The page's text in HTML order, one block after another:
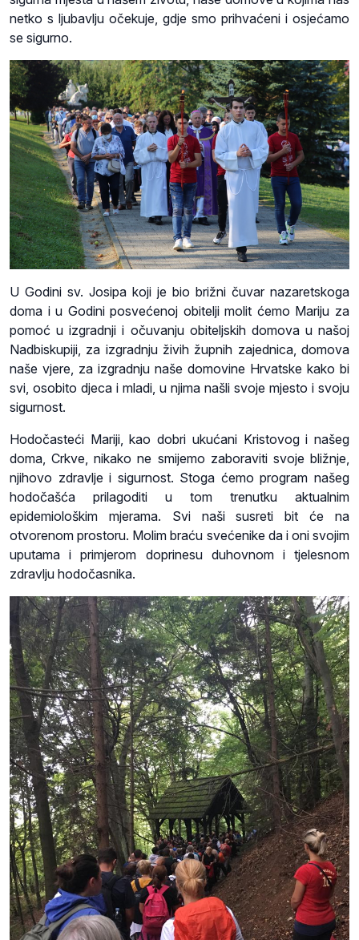
netko s ljubavlju očekuje, gdje smo prihvaćeni i osjećamo
se sigurno.
U Godini sv. Josipa koji je bio brižni čuvar nazaretskoga
doma i u Godini posvećenoj obitelji molit ćemo Mariju za
pomoć u izgradnji i očuvanju obiteljskih domova u našoj
Nadbiskupiji, za izgradnju živih župnih zajednica, domova
naše vjere, za izgradnju naše domovine Hrvatske kako bi
svi, osobito djeca i mladi, u njima našli svoje mjesto i svoju
sigurnost.
Hodočasteći Mariji, kao dobri ukućani Kristovog i našeg
doma, Crkve, nikako ne smijemo zaboraviti svoje bližnje,
njihovo zdravlje i sigurnost. Stoga ćemo program našeg
hodočašća prilagoditi u tom trenutku aktualnim
epidemiološkim mjerama. Svi naši susreti bit će na
otvorenom prostoru. Molim braću svećenike da i oni svojim
uputama i primjerom doprinesu duhovnom i tjelesnom
zdravlju hodočasnika.